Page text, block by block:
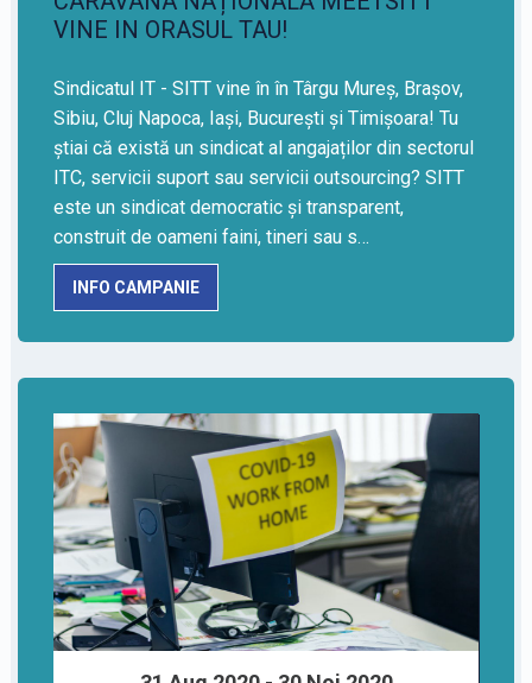
VINE IN ORASUL TAU!
Sindicatul IT - SITT vine în în Târgu Mureș, Brașov,
Sibiu, Cluj Napoca, Iași, București și Timișoara! Tu
știai că există un sindicat al angajaților din sectorul
ITC, servicii suport sau servicii outsourcing? SITT
este un sindicat democratic și transparent,
construit de oameni faini, tineri sau s…
INFO CAMPANIE